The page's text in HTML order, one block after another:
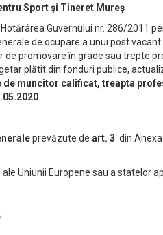
Sport şi Tineret Mureş
Guvernului nr. 286/2011
de ocupare a unui post
promovare în grade sau trepte
plătit din fonduri publice,
muncitor calificat, treapta
prevăzute de art. 3 din Anexa
Uniunii Europene sau a statelor